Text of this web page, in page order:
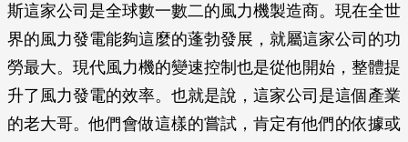
斯這家公司是全球數一數二的風力機製造商。現在全世
界的風力發電能夠這麼的蓬勃發展，就屬這家公司的功
勞最大。現代風力機的變速控制也是從他開始，整體提
升了風力發電的效率。也就是說，這家公司是這個產業
的老大哥。他們會做這樣的嘗試，肯定有他們的依據或